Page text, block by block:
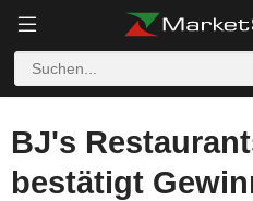
BJ's
bestätigt